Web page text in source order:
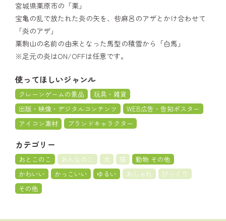
宮城県栗原市の「栗」
宝亀の乱で放たれた炎の矢を、呰麻呂のアザとかけ合わせて
「炎のアザ」
栗駒山の名前の由来となった馬型の積雪から「白馬」
※足元の炎はON/OFFは任意です。
使ってほしいジャンル
クレーンゲームの景品
玩具・雑貨
出版・映像・デジタルコンテンツ
WEB広告・告知ポスター
アイコン素材
ブランドキャラクター
カテゴリー
おとこのこ おんなのこ 犬 猫
動物 その他
かわいい
かっこいい ゆるい おしゃれ
びっくり
その他